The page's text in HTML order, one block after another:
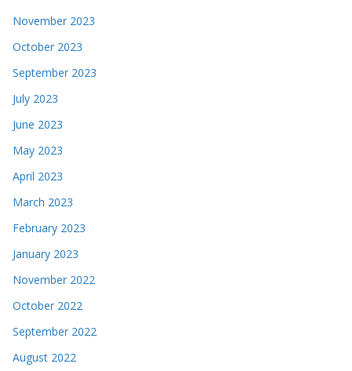
November 2023
October 2023
September 2023
July 2023
June 2023
May 2023
April 2023
March 2023
February 2023
January 2023
November 2022
October 2022
September 2022
August 2022